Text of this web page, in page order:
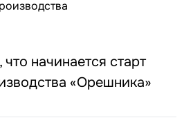
начинается старт
«Орешника»